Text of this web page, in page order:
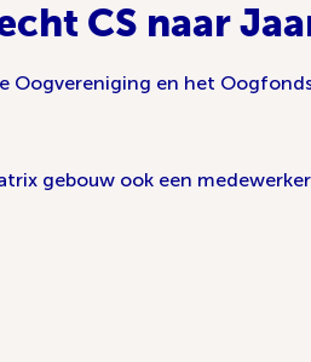
CS naar
Oogvereniging en het
gebouw ook een